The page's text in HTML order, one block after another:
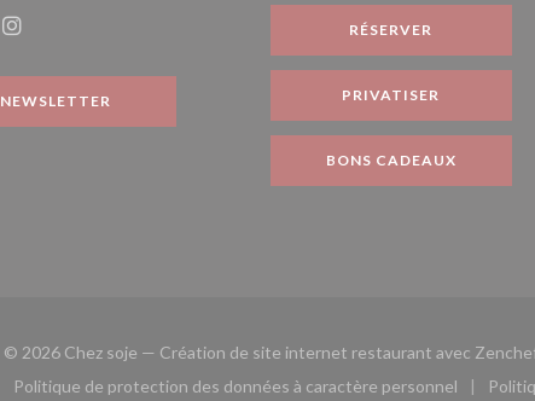
fenêtre))
NEWSLETTER
RÉSERVER
PRIVATISER
BONS CADEAUX
© 2026 Chez soje — Création de site internet restaurant avec
Politique de protection des données à caractère personnel